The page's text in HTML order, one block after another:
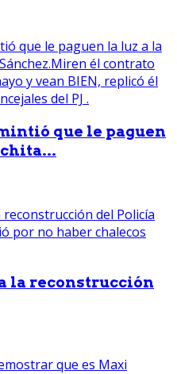
que le paguen
la reconstrucción